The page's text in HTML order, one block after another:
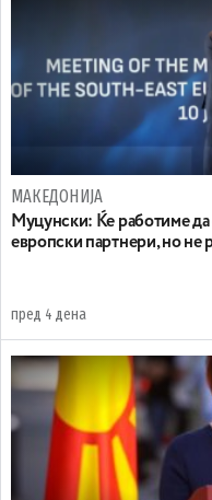
МАКЕДОНИЈА
Муцунски: Ќе работиме
европски партнери, но не
пред 4 дена